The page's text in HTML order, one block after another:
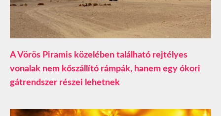
A Vörös Piramis közelében található rejtélyes
vonalak nem kőszállító rámpák, hanem egy ókori
gátrendszer részei lehetnek